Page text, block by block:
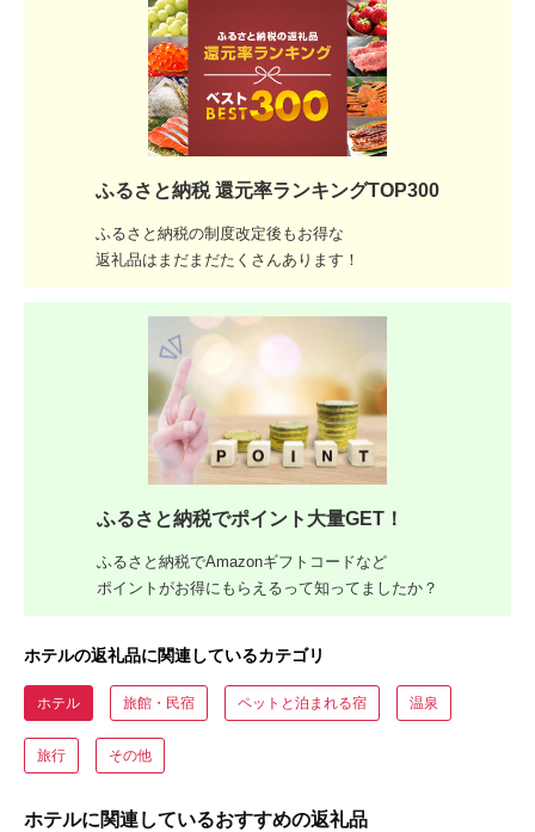
ふるさと納税 還元率ランキングTOP300
ふるさと納税の制度改定後もお得な
返礼品はまだまだたくさんあります！
ふるさと納税でポイント大量GET！
ふるさと納税でAmazonギフトコードなど
ポイントがお得にもらえるって知ってましたか？
ホテルの返礼品に関連しているカテゴリ
ホテル 旅館・民宿 ペットと泊まれる宿 温泉
旅行 その他
ホテルに関連しているおすすめの返礼品